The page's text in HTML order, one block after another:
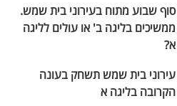
סוף שבוע מתוח בעירוני בית שמש.
ממשיכים בליגה ב' או עולים לליגה
א?
עירוני בית שמש תשחק בעונה
הקרובה בליגה א